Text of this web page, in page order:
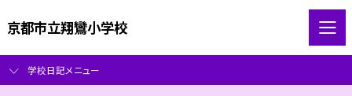
京都市立翔鸞小学校
学校日記メニュー